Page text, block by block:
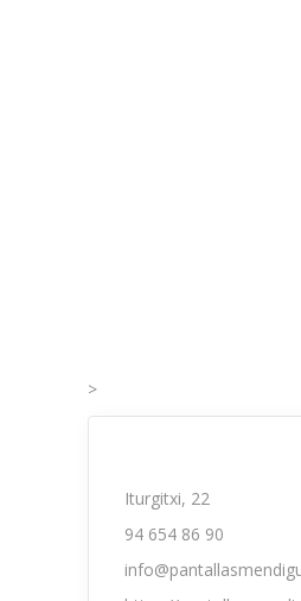
>
Iturgitxi, 22
94 654 86 90